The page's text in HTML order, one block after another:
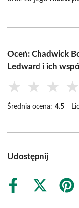
Oceń: Chadwick
Ledward i ich
★ ★ ★ ★
Średnia ocena: 4.5
Udostępnij
Share
Share